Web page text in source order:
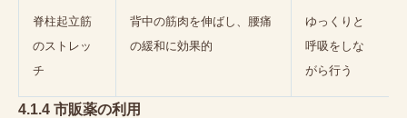
脊柱起立筋
のストレッ
チ
背中の筋肉を伸ばし、腰痛
の緩和に効果的
ゆっくりと
呼吸をしな
がら行う
4.1.4 市販薬の利用